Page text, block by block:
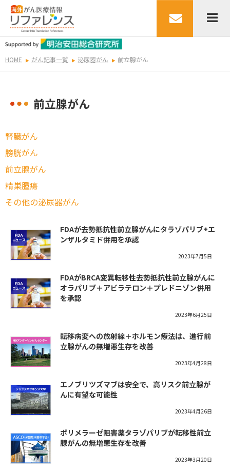
HOME がん記事一覧 泌尿器がん 前立腺がん
前立腺がん
腎臓がん
膀胱がん
前立腺がん
精巣腫瘍
その他の泌尿器がん
FDAが去勢抵抗性前立腺がんにタラゾパリブ+エ
ンザルタミド併用を承認
2023年7月5日
FDAがBRCA変異転移性去勢抵抗性前立腺がんに
オラパリブ＋アビラテロン＋プレドニゾン併用
を承認
2023年6月25日
転移病変への放射線＋ホルモン療法は、進行前
立腺がんの無増悪生存を改善
2023年4月28日
エノブリツズマブは安全で、高リスク前立腺が
んに有望な可能性
2023年4月26日
ポリメラーゼ阻害薬タラゾパリブが転移性前立
腺がんの無増悪生存を改善
2023年3月20日